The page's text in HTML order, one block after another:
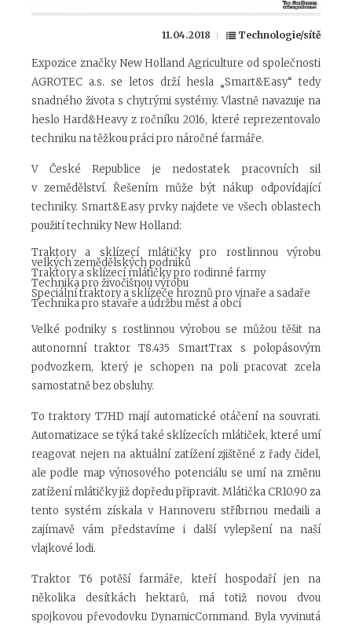
11.04.2018 Technologie/sítě
Expozice značky New Holland Agriculture od společnosti
AGROTEC a.s. se letos drží hesla „Smart&Easy“ tedy
snadného života s chytrými systémy. Vlastně navazuje na
heslo Hard&Heavy z ročníku 2016, které reprezentovalo
techniku na těžkou práci pro náročné farmáře.
V České Republice je nedostatek pracovních sil
v zemědělství. Řešením může být nákup odpovídající
techniky. Smart&Easy prvky najdete ve všech oblastech
použití techniky New Holland:
Traktory a sklízecí mlátičky pro rostlinnou výrobu
velkých zemědělských podniků
Traktory a sklízecí mlátičky pro rodinné farmy
Technika pro živočišnou výrobu
Speciální traktory a sklízeče hroznů pro vinaře a sadaře
Technika pro stavaře a údržbu měst a obcí
Velké podniky s rostlinnou výrobou se můžou těšit na
autonomní traktor T8.435 SmartTrax s polopásovým
podvozkem, který je schopen na poli pracovat zcela
samostatně bez obsluhy.
To traktory T7HD mají automatické otáčení na souvrati.
Automatizace se týká také sklízecích mlátiček, které umí
reagovat nejen na aktuální zatížení zjištěné z řady čidel,
ale podle map výnosového potenciálu se umí na změnu
zatížení mlátičky již dopředu připravit. Mlátička CR10.90 za
tento systém získala v Hannoveru stříbrnou medaili a
zajímavě vám představíme i další vylepšení na naší
vlajkové lodi.
Traktor T6 potěší farmáře, kteří hospodaří jen na
několika desítkách hektarů, má totiž novou dvou
spojkovou převodovku DynamicCommand. Byla vyvinutá